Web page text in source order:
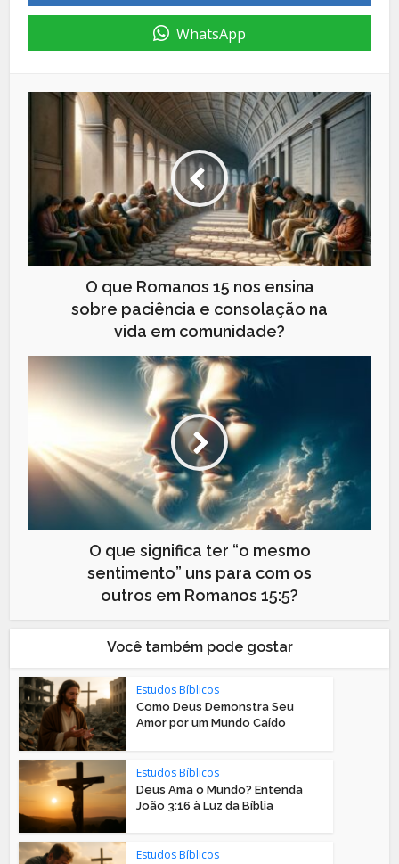
WhatsApp
O que Romanos 15 nos ensina
sobre paciência e consolação na
vida em comunidade?
O que significa ter “o mesmo
sentimento” uns para com os
outros em Romanos 15:5?
Você também pode gostar
Estudos Bíblicos
Como Deus Demonstra Seu
Amor por um Mundo Caído
Estudos Bíblicos
Deus Ama o Mundo? Entenda
João 3:16 à Luz da Bíblia
Estudos Bíblicos